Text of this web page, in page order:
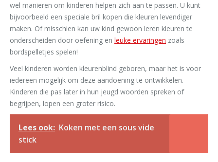
wel manieren om kinderen helpen zich aan te passen. U kunt
bijvoorbeeld een speciale bril kopen die kleuren levendiger
maken. Of misschien kan uw kind gewoon leren kleuren te
onderscheiden door oefening en leuke ervaringen zoals
bordspelletjes spelen!
Veel kinderen worden kleurenblind geboren, maar het is voor
iedereen mogelijk om deze aandoening te ontwikkelen.
Kinderen die pas later in hun jeugd woorden spreken of
begrijpen, lopen een groter risico.
Lees ook: Koken met een sous vide
stick